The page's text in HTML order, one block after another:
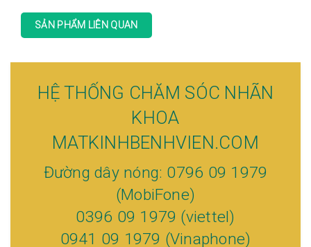
SẢN PHẨM LIÊN QUAN
HỆ THỐNG CHĂM SÓC NHÃN
KHOA
MATKINHBENHVIEN.COM
Đường dây nóng: 0796 09 1979
(MobiFone)
0396 09 1979 (viettel)
0941 09 1979 (Vinaphone)